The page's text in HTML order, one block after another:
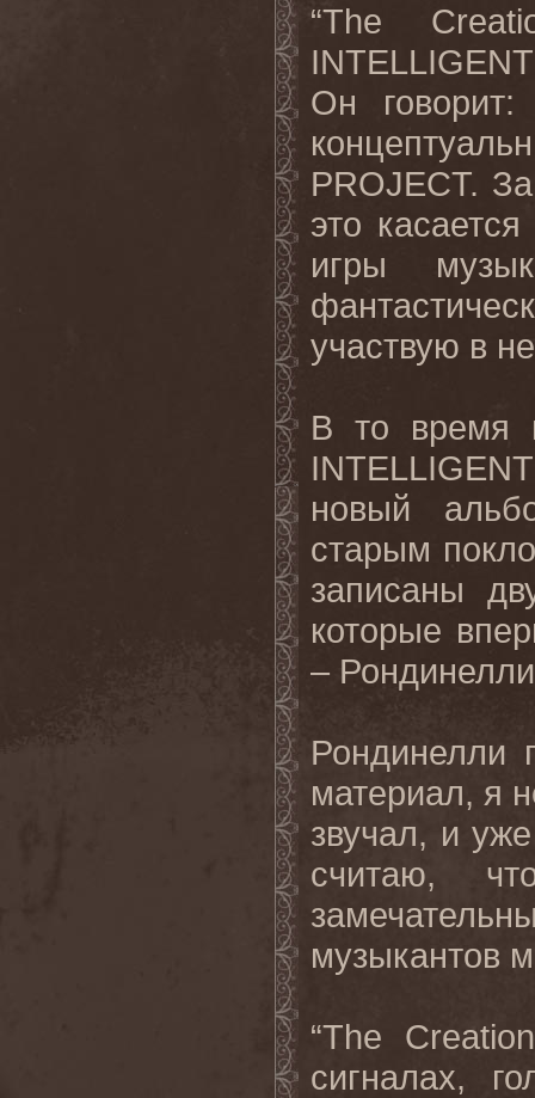
“The
Он говорит:
PROJECT.
это
игры
участвую в
В то время
новый
старым
записаны
которые
–
Рондинелли
материал, я
звучал, и
считаю,
музыкантов
“The
сигналах,